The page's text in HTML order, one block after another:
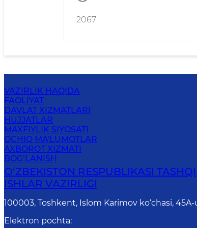
2067
VAZIRLIK HAQIDA
FAOLIYAT
DAVLAT XIZMATLARI
HUJJATLAR
MAXFIYLIK SIYOSATI
OCHIQ MA'LUMOTLAR
AXBOROT XIZMATI
BOG‘LANISH
O‘ZBЕKISTОN RЕSPUBLIKАSI TASHQI
ISHLАR VАZIRLIGI
100003, Toshkent, Islom Karimov ko‘chasi,
Elektron pochta: